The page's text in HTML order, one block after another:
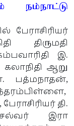
நம்நாட்டு
பேராசிரியர்
திருமதி
இ.
கலாநிதி ஆறு
பத்மநாதன்,
தி.
இரா